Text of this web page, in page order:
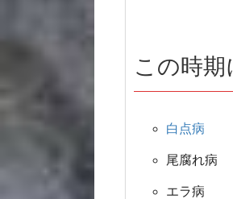
この時
白点病
尾腐れ病
エラ病